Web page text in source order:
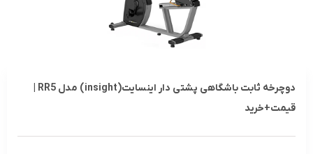
قیمت+خرید